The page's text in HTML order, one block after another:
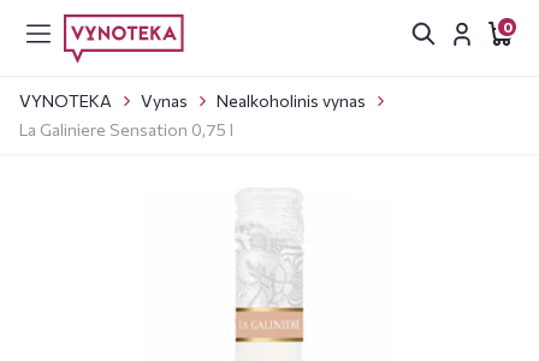
0
VYNOTEKA Vynas
Nealkoholinis vynas
La Galiniere Sensation 0,75 l